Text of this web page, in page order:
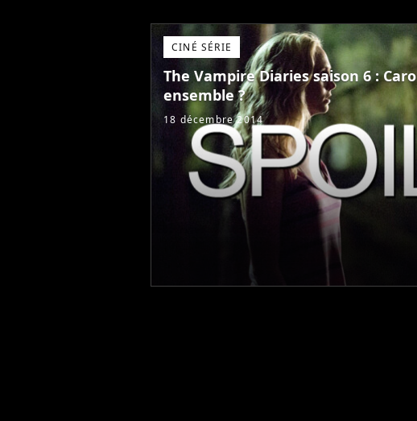
CINÉ SÉRIE
The Vampire Diaries saison 6 :
ensemble ?
18 décembre 2014